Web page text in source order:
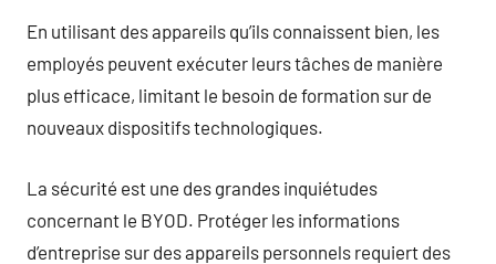
En utilisant des appareils qu’ils connaissent bien, les
employés peuvent exécuter leurs tâches de manière
plus efficace, limitant le besoin de formation sur de
nouveaux dispositifs technologiques.
La sécurité est une des grandes inquiétudes
concernant le BYOD. Protéger les informations
d’entreprise sur des appareils personnels requiert des